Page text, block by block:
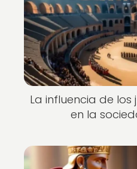
La influencia de
en la